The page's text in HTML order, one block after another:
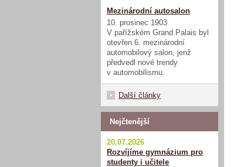
Mezinárodní autosalon
10. prosinec 1903
V pařížském Grand Palais byl
otevřen 6. mezinárodní
automobilový salon, jenž
předvedl nové trendy
v automobilismu.
Další články
Nejčtenější
20.07.2026
Rozvíjíme gymnázium pro
studenty i učitele